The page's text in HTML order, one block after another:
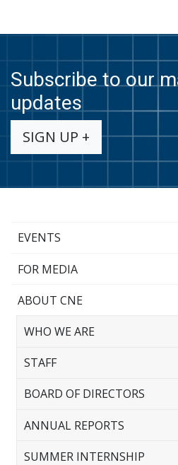
Subscribe to our
updates
SIGN UP +
EVENTS
FOR MEDIA
ABOUT CNE
WHO WE ARE
STAFF
BOARD OF DIRECTORS
ANNUAL REPORTS
SUMMER INTERNSHIP